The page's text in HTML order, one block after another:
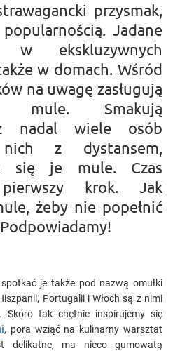
przysmak,
Jadane
ekskluzywnych
w domach. Wśród
na uwagę zasługują
mule. Smakują
nadal wiele osób
z dystansem,
się je mule. Czas
krok. Jak
żeby nie popełnić
je także pod nazwą omułki
Portugalii i Włoch są z nimi
Skoro tak chętnie inspirujemy się
, pora wziąć na kulinarny warsztat
delikatne, ma nieco gumowatą